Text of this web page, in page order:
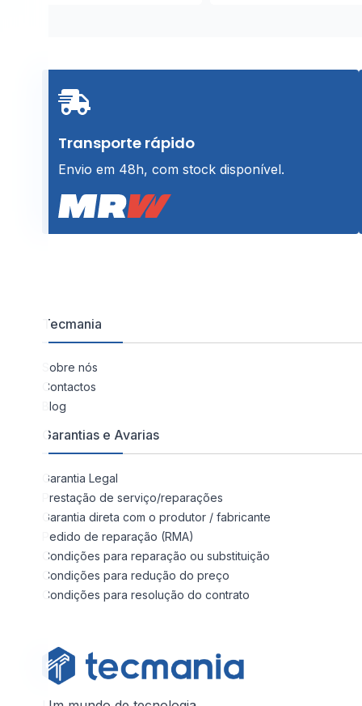
Transporte rápido
Envio em 48h, com stock disponível.
Tecmania
Sobre nós
Contactos
Blog
Garantias e Avarias
Garantia Legal
Prestação de serviço/reparações
Garantia direta com o produtor / fabricante
Pedido de reparação (RMA)
Condições para reparação ou substituição
Condições para redução do preço
Condições para resolução do contrato